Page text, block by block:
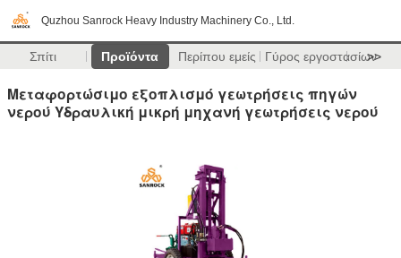
Quzhou Sanrock Heavy Industry Machinery Co., Ltd.
Σπίτι Προϊόντα Περίπου εμείς Γύρος εργοστασίων
>>
Μεταφορτώσιμο εξοπλισμό γεωτρήσεις πηγών
νερού Υδραυλική μικρή μηχανή γεωτρήσεις νερού